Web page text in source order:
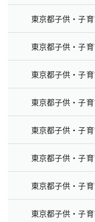
東京都子供・子
東京都子供・子
東京都子供・子
東京都子供・子
東京都子供・子
東京都子供・子
東京都子供・子
東京都子供・子